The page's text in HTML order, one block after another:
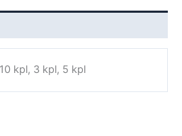
10 kpl, 3 kpl, 5 kpl